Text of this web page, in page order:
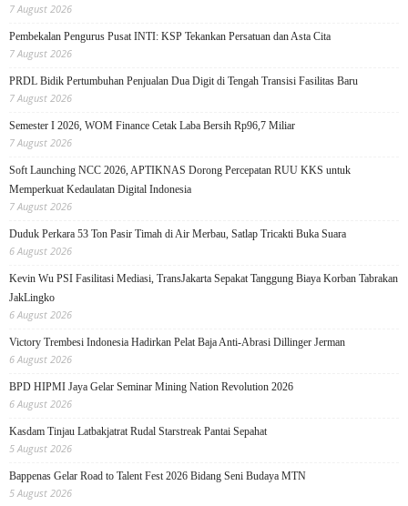
7 August 2026
Pembekalan Pengurus Pusat INTI: KSP Tekankan Persatuan dan Asta Cita
7 August 2026
PRDL Bidik Pertumbuhan Penjualan Dua Digit di Tengah Transisi Fasilitas Baru
7 August 2026
Semester I 2026, WOM Finance Cetak Laba Bersih Rp96,7 Miliar
7 August 2026
Soft Launching NCC 2026, APTIKNAS Dorong Percepatan RUU KKS untuk
Memperkuat Kedaulatan Digital Indonesia
7 August 2026
Duduk Perkara 53 Ton Pasir Timah di Air Merbau, Satlap Tricakti Buka Suara
6 August 2026
Kevin Wu PSI Fasilitasi Mediasi, TransJakarta Sepakat Tanggung Biaya Korban Tabrakan
JakLingko
6 August 2026
Victory Trembesi Indonesia Hadirkan Pelat Baja Anti-Abrasi Dillinger Jerman
6 August 2026
BPD HIPMI Jaya Gelar Seminar Mining Nation Revolution 2026
6 August 2026
Kasdam Tinjau Latbakjatrat Rudal Starstreak Pantai Sepahat
5 August 2026
Bappenas Gelar Road to Talent Fest 2026 Bidang Seni Budaya MTN
5 August 2026